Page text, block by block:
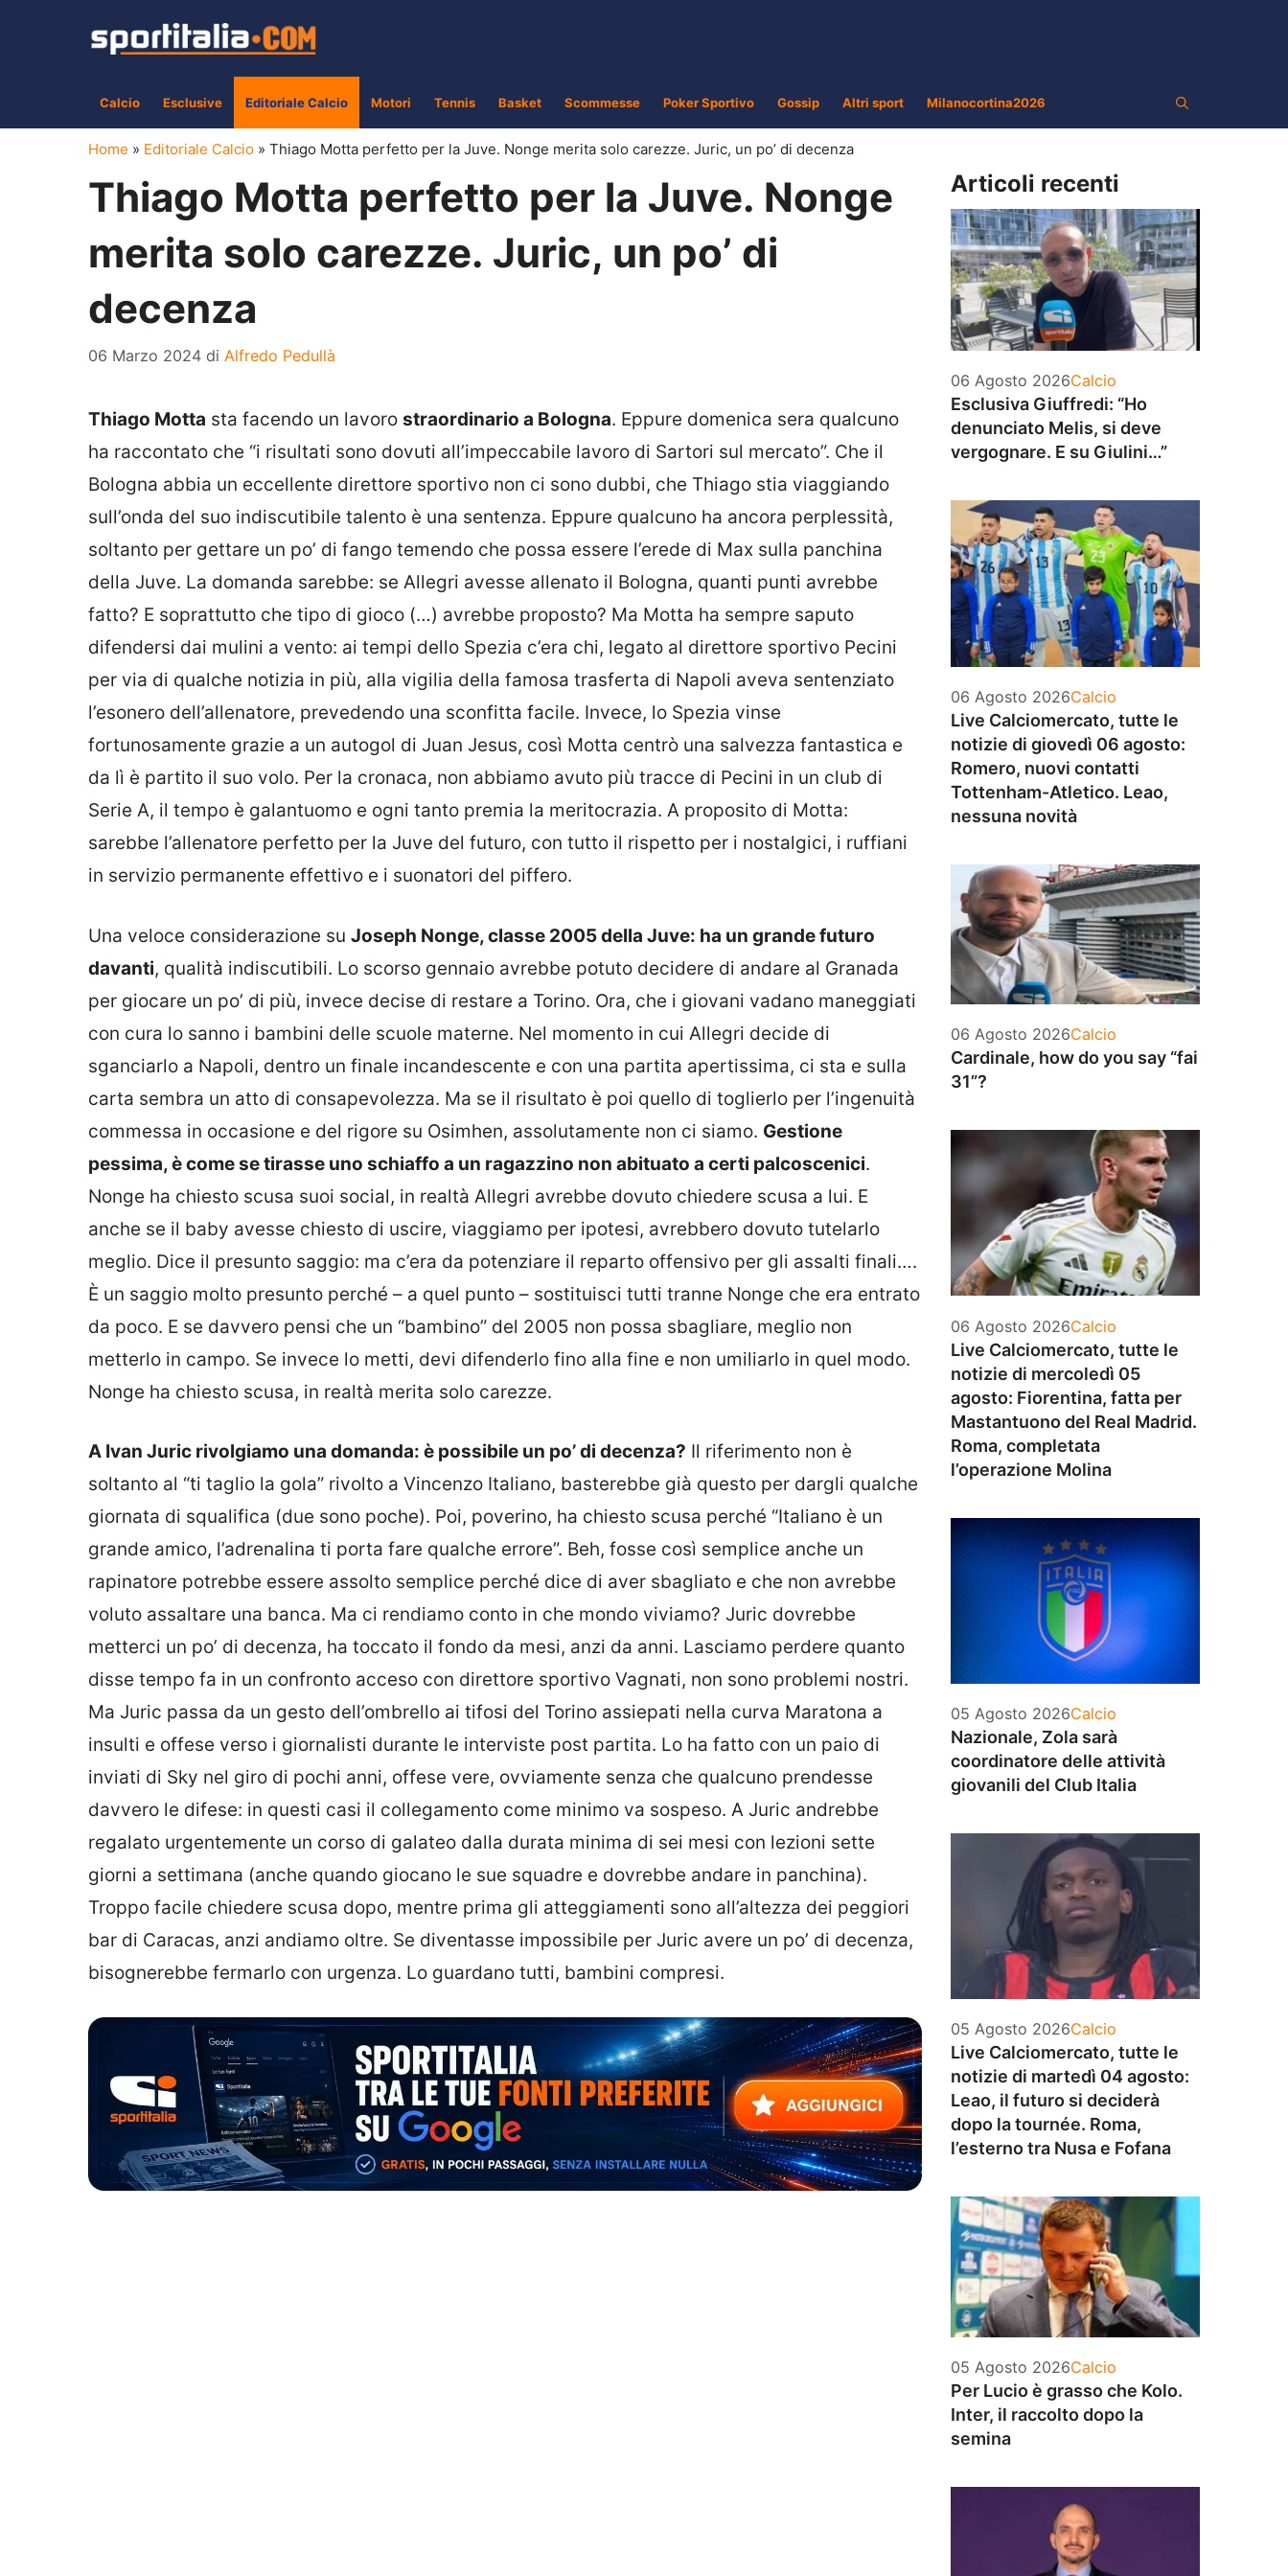
Calcio Esclusive Editoriale Calcio Motori Tennis Basket Scommesse Poker Sportivo Gossip Altri sport Milanocortina2026
Home » Editoriale Calcio » Thiago Motta perfetto per la Juve. Nonge merita solo carezze. Juric, un po’ di decenza
Thiago Motta perfetto per la Juve. Nonge
merita solo carezze. Juric, un po’ di
decenza
06 Marzo 2024 di Alfredo Pedullà
Thiago Motta sta facendo un lavoro straordinario a Bologna. Eppure domenica sera qualcuno
ha raccontato che “i risultati sono dovuti all’impeccabile lavoro di Sartori sul mercato”. Che il
Bologna abbia un eccellente direttore sportivo non ci sono dubbi, che Thiago stia viaggiando
sull’onda del suo indiscutibile talento è una sentenza. Eppure qualcuno ha ancora perplessità,
soltanto per gettare un po’ di fango temendo che possa essere l’erede di Max sulla panchina
della Juve. La domanda sarebbe: se Allegri avesse allenato il Bologna, quanti punti avrebbe
fatto? E soprattutto che tipo di gioco (…) avrebbe proposto? Ma Motta ha sempre saputo
difendersi dai mulini a vento: ai tempi dello Spezia c’era chi, legato al direttore sportivo Pecini
per via di qualche notizia in più, alla vigilia della famosa trasferta di Napoli aveva sentenziato
l’esonero dell’allenatore, prevedendo una sconfitta facile. Invece, lo Spezia vinse
fortunosamente grazie a un autogol di Juan Jesus, così Motta centrò una salvezza fantastica e
da lì è partito il suo volo. Per la cronaca, non abbiamo avuto più tracce di Pecini in un club di
Serie A, il tempo è galantuomo e ogni tanto premia la meritocrazia. A proposito di Motta:
sarebbe l’allenatore perfetto per la Juve del futuro, con tutto il rispetto per i nostalgici, i ruffiani
in servizio permanente effettivo e i suonatori del piffero.
Una veloce considerazione su Joseph Nonge, classe 2005 della Juve: ha un grande futuro
davanti, qualità indiscutibili. Lo scorso gennaio avrebbe potuto decidere di andare al Granada
per giocare un po’ di più, invece decise di restare a Torino. Ora, che i giovani vadano maneggiati
con cura lo sanno i bambini delle scuole materne. Nel momento in cui Allegri decide di
sganciarlo a Napoli, dentro un finale incandescente e con una partita apertissima, ci sta e sulla
carta sembra un atto di consapevolezza. Ma se il risultato è poi quello di toglierlo per l’ingenuità
commessa in occasione e del rigore su Osimhen, assolutamente non ci siamo. Gestione
pessima, è come se tirasse uno schiaffo a un ragazzino non abituato a certi palcoscenici.
Nonge ha chiesto scusa suoi social, in realtà Allegri avrebbe dovuto chiedere scusa a lui. E
anche se il baby avesse chiesto di uscire, viaggiamo per ipotesi, avrebbero dovuto tutelarlo
meglio. Dice il presunto saggio: ma c’era da potenziare il reparto offensivo per gli assalti finali….
È un saggio molto presunto perché – a quel punto – sostituisci tutti tranne Nonge che era entrato
da poco. E se davvero pensi che un “bambino” del 2005 non possa sbagliare, meglio non
metterlo in campo. Se invece lo metti, devi difenderlo fino alla fine e non umiliarlo in quel modo.
Nonge ha chiesto scusa, in realtà merita solo carezze.
A Ivan Juric rivolgiamo una domanda: è possibile un po’ di decenza? Il riferimento non è
soltanto al “ti taglio la gola” rivolto a Vincenzo Italiano, basterebbe già questo per dargli qualche
giornata di squalifica (due sono poche). Poi, poverino, ha chiesto scusa perché “Italiano è un
grande amico, l’adrenalina ti porta fare qualche errore”. Beh, fosse così semplice anche un
rapinatore potrebbe essere assolto semplice perché dice di aver sbagliato e che non avrebbe
voluto assaltare una banca. Ma ci rendiamo conto in che mondo viviamo? Juric dovrebbe
metterci un po’ di decenza, ha toccato il fondo da mesi, anzi da anni. Lasciamo perdere quanto
disse tempo fa in un confronto acceso con direttore sportivo Vagnati, non sono problemi nostri.
Ma Juric passa da un gesto dell’ombrello ai tifosi del Torino assiepati nella curva Maratona a
insulti e offese verso i giornalisti durante le interviste post partita. Lo ha fatto con un paio di
inviati di Sky nel giro di pochi anni, offese vere, ovviamente senza che qualcuno prendesse
davvero le difese: in questi casi il collegamento come minimo va sospeso. A Juric andrebbe
regalato urgentemente un corso di galateo dalla durata minima di sei mesi con lezioni sette
giorni a settimana (anche quando giocano le sue squadre e dovrebbe andare in panchina).
Troppo facile chiedere scusa dopo, mentre prima gli atteggiamenti sono all’altezza dei peggiori
bar di Caracas, anzi andiamo oltre. Se diventasse impossibile per Juric avere un po’ di decenza,
bisognerebbe fermarlo con urgenza. Lo guardano tutti, bambini compresi.
Articoli recenti
06 Agosto 2026Categorie
Calcio
Esclusiva Giuffredi: “Ho
denunciato Melis, si deve
vergognare. E su Giulini…”
06 Agosto 2026Categorie
Calcio
Live Calciomercato, tutte le
notizie di giovedì 06 agosto:
Romero, nuovi contatti
Tottenham-Atletico. Leao,
nessuna novità
06 Agosto 2026Categorie
Calcio
Cardinale, how do you say “fai
31”?
06 Agosto 2026Categorie
Calcio
Live Calciomercato, tutte le
notizie di mercoledì 05
agosto: Fiorentina, fatta per
Mastantuono del Real Madrid.
Roma, completata
l’operazione Molina
05 Agosto 2026Categorie
Calcio
Nazionale, Zola sarà
coordinatore delle attività
giovanili del Club Italia
05 Agosto 2026Categorie
Calcio
Live Calciomercato, tutte le
notizie di martedì 04 agosto:
Leao, il futuro si deciderà
dopo la tournée. Roma,
l’esterno tra Nusa e Fofana
05 Agosto 2026Categorie
Calcio
Per Lucio è grasso che Kolo.
Inter, il raccolto dopo la
semina